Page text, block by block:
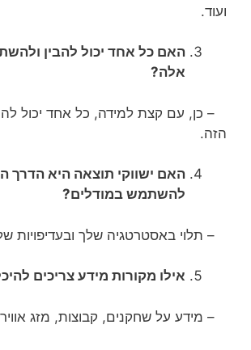
ועוד.
האם כל אחד יכול להבין
אלה?
– כן, עם קצת למידה, כל אחד יכול
הזה.
האם ישווקי תוצאה היא הדרך
להשתמש במודלים?
– תלוי באסטרטגיה שלך ובעדיפויות
אילו מקורות מידע צריכים
– מידע על שחקנים, קבוצות, מזג